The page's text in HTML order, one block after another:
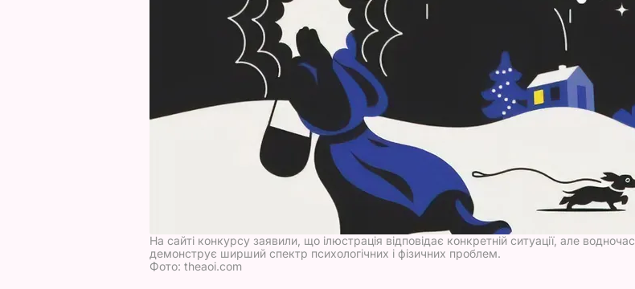
На сайті конкурсу заявили, що ілюстрація відповідає конкретній ситуації, але водночас
демонструє ширший спектр психологічних і фізичних проблем.
Фото: theaoi.com